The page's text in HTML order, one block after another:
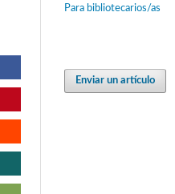
Para bibliotecarios/as
Enviar un artículo